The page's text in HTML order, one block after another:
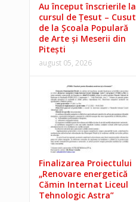
Au început înscrierile la
cursul de Țesut – Cusut
de la Școala Populară
de Arte și Meserii din
Pitești
august 05, 2026
Finalizarea Proiectului
„Renovare energetică
Cămin Internat Liceul
Tehnologic Astra”